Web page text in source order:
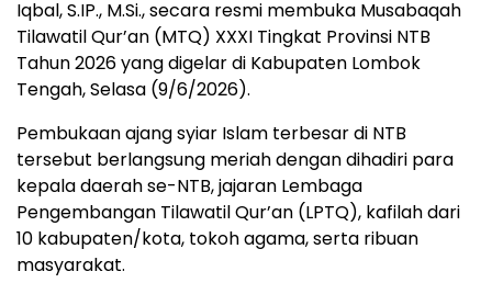
Iqbal, S.IP., M.Si., secara resmi membuka Musabaqah
Tilawatil Qur’an (MTQ) XXXI Tingkat Provinsi NTB
Tahun 2026 yang digelar di Kabupaten Lombok
Tengah, Selasa (9/6/2026).
Pembukaan ajang syiar Islam terbesar di NTB
tersebut berlangsung meriah dengan dihadiri para
kepala daerah se-NTB, jajaran Lembaga
Pengembangan Tilawatil Qur’an (LPTQ), kafilah dari
10 kabupaten/kota, tokoh agama, serta ribuan
masyarakat.